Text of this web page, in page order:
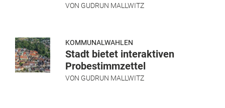
VON GUDRUN MALLWITZ
KOMMUNALWAHLEN
Stadt bietet interaktiven
Probestimmzettel
VON GUDRUN MALLWITZ